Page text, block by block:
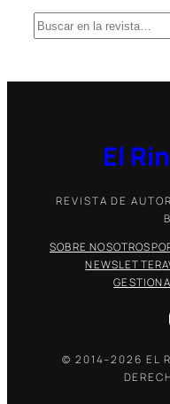
B
u
c
El
REVISTA DE
SOBRE NOSOTROS
NEWSLETTER
© 2014–2026 EL